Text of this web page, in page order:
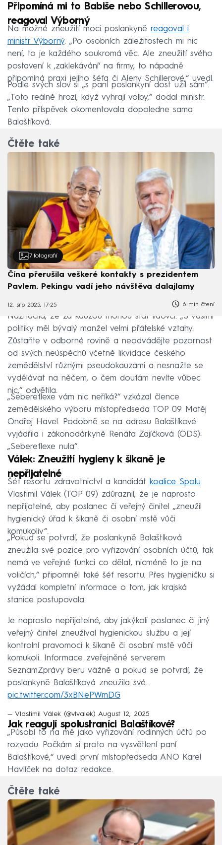
Připomíná mi to Babiše nebo Schillerovou,
reagoval Výborný
Na možné zneužití moci poslankyně reagoval i
ministr Výborný. „Po osobních záležitostech mi nic
není, to je každého soukromá věc. Ale zneužití svého
postavení k ‚zaklekávání‘ na firmy, to nápadně
připomíná praxi jejího šéfa či Aleny Schillerové,“ uvedl.
Podle svých slov si „s paní poslankyní dost užil sám“.
„Toto reálně hrozí, když vyhrají volby,“ dodal ministr.
Tento příspěvek okomentovala dopoledne sama
Balaštíková.
Čtěte také
7 fotografií
Čína přerušila veškeré kontakty s prezidentem
Pavlem. Pekingu vadí jeho návštěva dalajlamy
12. srp 2025, 17:25 6 min čtení
Naznačila, že za kauzou mohou stát lidovci. „S vašimi
politiky měl bývalý manžel velmi přátelské vztahy.
Zůstaňte v odborné rovině a neodvádějte pozornost
od svých neúspěchů včetně likvidace českého
zemědělství různými pseudokauzami a nesnažte se
vydělávat na něčem, o čem doufám nevíte vůbec
nic,“ odvětila.
„Sebereflexe vám nic neříká?“ vzkázal člence
zemědělského výboru místopředseda TOP 09 Matěj
Ondřej Havel. Podobně se na adresu Balaštíkové
vyjádřila i zákonodárkyně Renáta Zajíčková (ODS):
„Sebereflexe nula“.
Válek: Zneužití hygieny k šikaně je
nepřijatelné
Šéf resortu zdravotnictví a kandidát koalice Spolu
Vlastimil Válek (TOP 09) zdůraznil, že je naprosto
nepřijatelné, aby poslanec či veřejný činitel „zneužil
hygienický úřad k šikaně či osobní mstě vůči
komukoliv“.
„Pokud se potvrdí, že poslankyně Balaštíková
zneužila své pozice pro vyřizování osobních účtů, tak
nemá ve veřejné funkci co dělat, nicméně to je na
voličích,“ připomněl také šéf resortu. Přes hygieničku si
vyžádal kompletní informace o tom, jak krajská
stanice postupovala.
Je naprosto nepřijatelné, aby jakýkoli poslanec či jiný
veřejný činitel zneužíval hygienickou službu a její
kontrolní pravomoci k šikaně či osobní mstě vůči
komukoli. Informace zveřejněné serverem
SeznamZprávy beru vážně a pokud se potvrdí, že
poslankyně Balaštíková zneužila své…
pic.twitter.com/3xBNePWmDG
— Vlastimil Válek (@vlvalek) August 12, 2025
Jak reagují spolustraníci Balaštíkové?
„Působí to na mě jako vyřizování rodinných účtů po
rozvodu. Počkám si proto na vysvětlení paní
Balaštíkové,“ uvedl první místopředseda ANO Karel
Havlíček na dotaz redakce.
Čtěte také